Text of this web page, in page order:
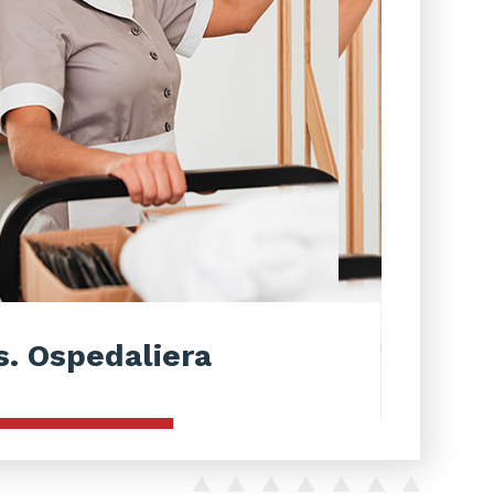
Ospedaliera